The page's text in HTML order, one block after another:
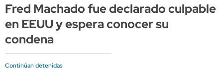
Fred Machado fue declarado culpable
en EEUU y espera conocer su
condena
Continúan detenidas